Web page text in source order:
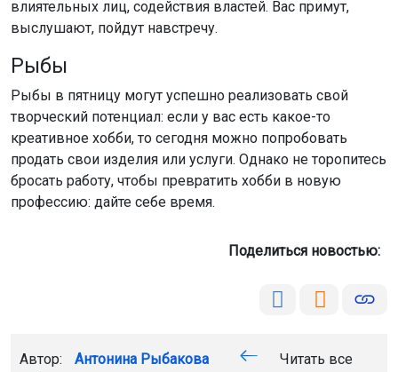
влиятельных лиц, содействия властей. Вас примут,
выслушают, пойдут навстречу.
Рыбы
Рыбы в пятницу могут успешно реализовать свой
творческий потенциал: если у вас есть какое-то
креативное хобби, то сегодня можно попробовать
продать свои изделия или услуги. Однако не торопитесь
бросать работу, чтобы превратить хобби в новую
профессию: дайте себе время.
Поделиться новостью:
Автор: Антонина Рыбакова
Читать все